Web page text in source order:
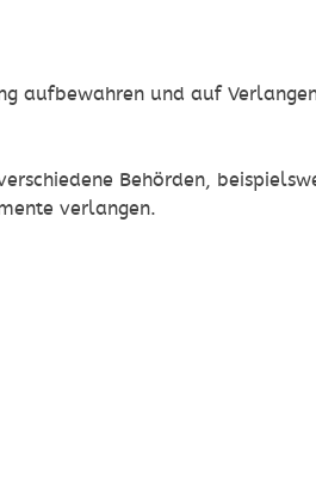
aufbewahren und auf
Behörden,
verlangen.